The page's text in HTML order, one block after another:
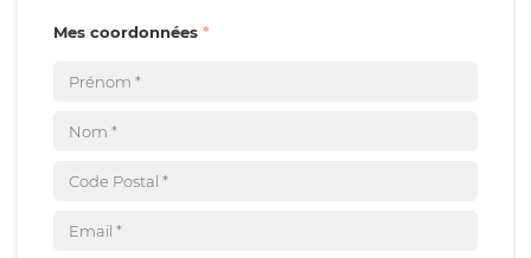
Mes coordonnées